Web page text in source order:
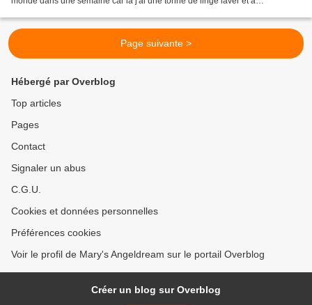
Page suivante >
Hébergé par Overblog
Top articles
Pages
Contact
Signaler un abus
C.G.U.
Cookies et données personnelles
Préférences cookies
Voir le profil de Mary's Angeldream sur le portail Overblog
Créer un blog sur Overblog